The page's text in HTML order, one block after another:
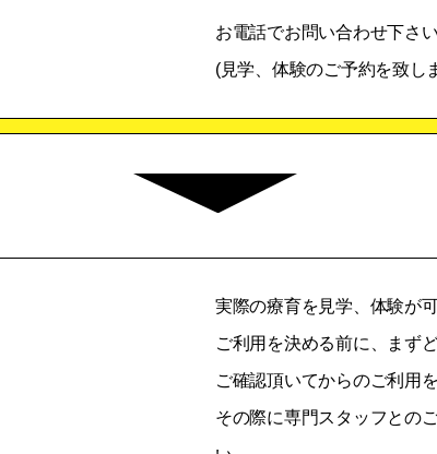
お電話でお問い合わせ下さい
(見学、体験のご予約を致し
実際の療育を見学、体験が可
ご利用を決める前に、まず
ご確認頂いてからのご利用
その際に専門スタッフとの